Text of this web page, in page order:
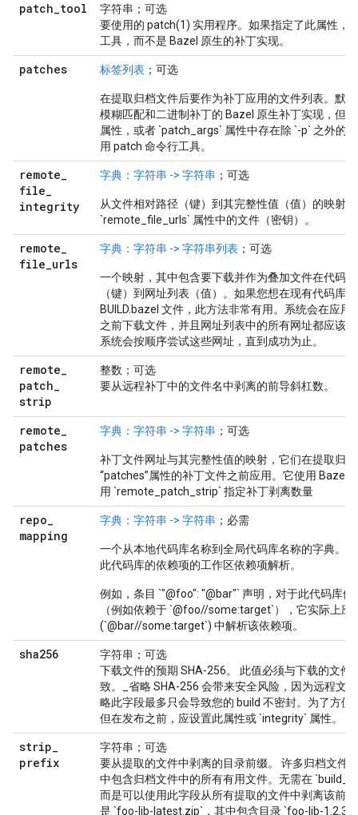
patch_tool
字符串；可选
要使用的 patch(1) 实用程序。如果指定了此属性，
工具，而不是 Bazel 原生的补丁实现。
patches 标签列表 ；可选
在提取归档文件后要作为补丁应用的文件列表。默
模糊匹配和二进制补丁的 Bazel 原生补丁实现，但
属性，或者 `patch_args` 属性中存在除 `-p` 之外的
用 patch 命令行工具。
remote_
file_
integrity
字典：字符串 -> 字符串 ；可选
从文件相对路径（键）到其完整性值（值）的映射
`remote_file_urls` 属性中的文件（密钥）。
remote_
file_urls
字典：字符串 -> 字符串列表 ；可选
一个映射，其中包含要下载并作为叠加文件在代码
（键）到网址列表（值）。如果您想在现有代码库
BUILD.bazel 文件，此方法非常有用。系统会在应用
之前下载文件，并且网址列表中的所有网址都应该
系统会按顺序尝试这些网址，直到成功为止。
remote_
patch_
strip
整数；可选
要从远程补丁中的文件名中剥离的前导斜杠数。
remote_
patches
字典：字符串 -> 字符串 ；可选
补丁文件网址与其完整性值的映射，它们在提取归
“patches”属性的补丁文件之前应用。它使用 Bazel
用 `remote_patch_strip` 指定补丁剥离数量
repo_
mapping
字典：字符串 -> 字符串 ；必需
一个从本地代码库名称到全局代码库名称的字典。
此代码库的依赖项的工作区依赖项解析。
例如，条目 `"@foo": "@bar"` 声明，对于此代码库
（例如依赖于 `@foo//some:target`），它实际上应
(`@bar//some:target`) 中解析该依赖项。
sha256
字符串；可选
下载文件的预期 SHA-256。 此值必须与下载的文件
致。_省略 SHA-256 会带来安全风险，因为远程文
略此字段最多只会导致您的 build 不密封。为了方便
但在发布之前，应设置此属性或 `integrity` 属性。
strip_
prefix
字符串；可选
要从提取的文件中剥离的目录前缀。 许多归档文件
中包含归档文件中的所有有用文件。无需在
而是可以使用此字段从所有提取的文件中剥离该前
是 `foo-lib-latest.zip`，其中包含目录 `foo-lib-1.2.3/